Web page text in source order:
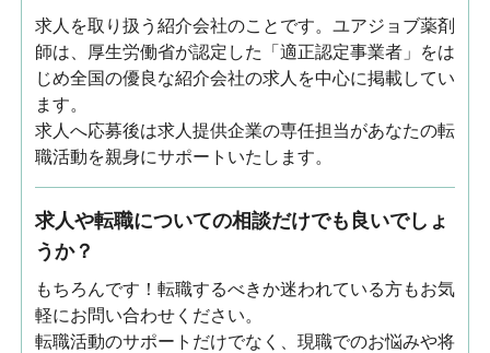
求人を取り扱う紹介会社のことです。ユアジョブ薬剤
師は、厚生労働省が認定した「適正認定事業者」をは
じめ全国の優良な紹介会社の求人を中心に掲載してい
ます。
求人へ応募後は求人提供企業の専任担当があなたの転
職活動を親身にサポートいたします。
求人や転職についての相談だけでも良いでしょ
うか？
もちろんです！転職するべきか迷われている方もお気
軽にお問い合わせください。
転職活動のサポートだけでなく、現職でのお悩みや将